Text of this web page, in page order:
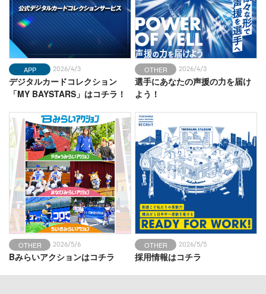
BLOG 2026-08-03
蔵出しコンテンツ
牧＆徳の場内一周❗️
APP 2026/4/3
デジタルカードコレクション
「MY BAYSTARS」はコチラ！
OTHER 2026/4/3
選手にあなたの声援の力を届け
よう！
OTHER 2026/5/6
Bみらいアクションはコチラ
OTHER 2026/5/5
採用情報はコチラ